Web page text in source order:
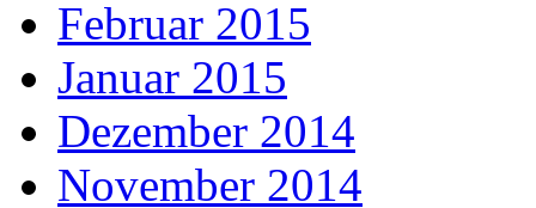
Februar 2015
Januar 2015
Dezember 2014
November 2014